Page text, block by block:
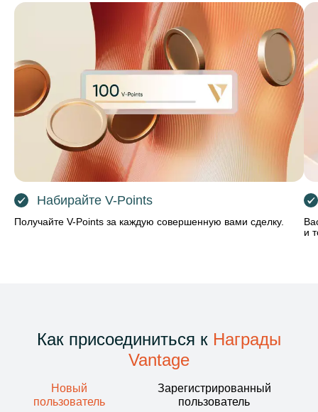
Набирайте V-Points
Получайте V-Points за каждую совершенную вами сделку.
и
Как присоединиться к Награды
Vantage
Новый
пользователь
Зарегистрированный
пользователь